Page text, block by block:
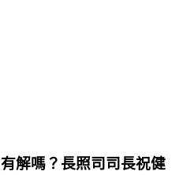
解嗎？長照司司長祝健